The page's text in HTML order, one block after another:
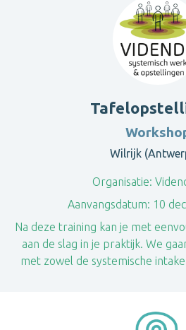
Wilrijk
Organisatie:
Aanvangsdatum: 10
Na deze training kan je met
aan de slag in je praktijk. We
met zowel de systemische